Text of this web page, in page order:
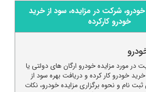
قیمت بازار: 3,890,000,000
فروش دولتی: 2,334,000,000
1397
قیمت بازار: 1,650,000,000
فروش دولتی: 990,000,000
خودرو، شرکت در مزایده، سود از خرید
خودرو کارکرده
در مورد مزایده خودرو ارگان های دولتی یا
خودرو کار کرده و دریافت بهره سود از
نام و نحوه برگزاری مزایده خودرو، نکات